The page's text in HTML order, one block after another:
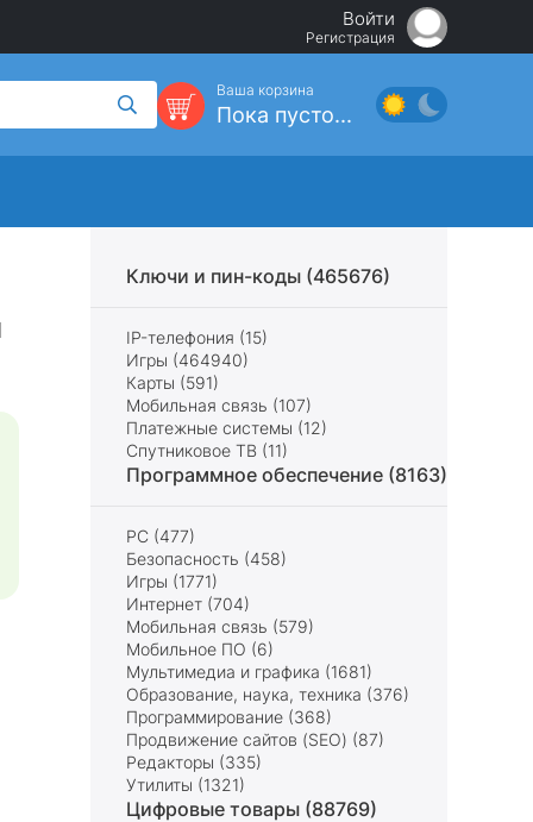
Войти
Регистрация
Ваша корзина
Пока пусто...
Ключи и пин-коды (465676)
IP-телефония (15)
Игры (464940)
Карты (591)
Мобильная связь (107)
Платежные системы (12)
Спутниковое ТВ (11)
Программное обеспечение (8163)
PC (477)
Безопасность (458)
Игры (1771)
Интернет (704)
Мобильная связь (579)
Мобильное ПО (6)
Мультимедиа и графика (1681)
Образование, наука, техника (376)
Программирование (368)
Продвижение сайтов (SEO) (87)
Редакторы (335)
Утилиты (1321)
Цифровые товары (88769)